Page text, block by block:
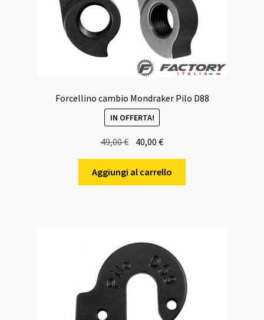
Forcellino cambio Mondraker Pilo D88
IN OFFERTA!
49,00€
originale
era:
40,00€Il
attuale
è:
Aggiungi al carrello